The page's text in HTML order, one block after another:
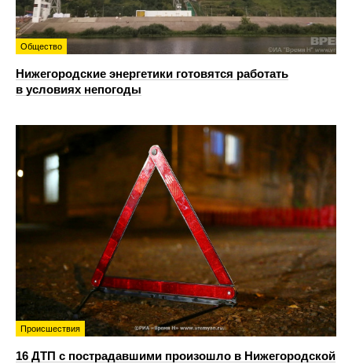
Общество
Нижегородские энергетики готовятся работать
в условиях непогоды
Происшествия
16 ДТП с пострадавшими произошло в Нижегородской